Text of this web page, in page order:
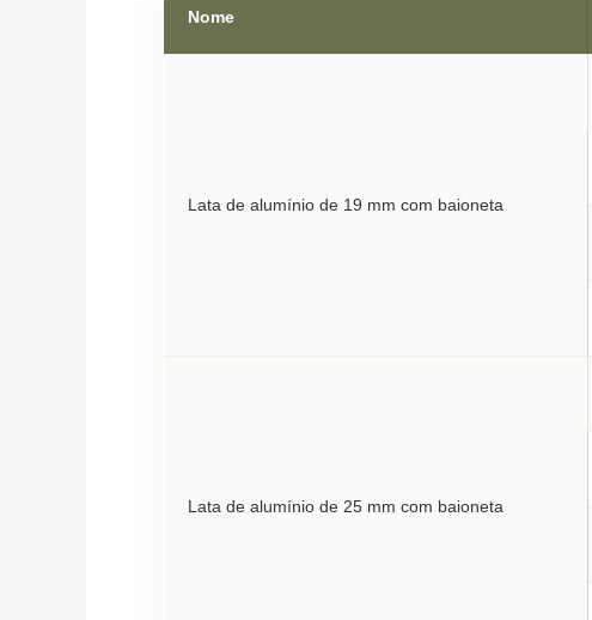
Nome
Lata de alumínio de 19 mm com baioneta
Lata de alumínio de 25 mm com baioneta